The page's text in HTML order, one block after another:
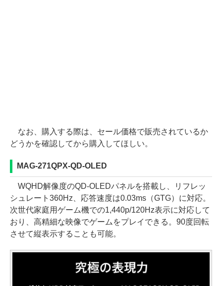
なお、購入する際は、セール価格で販売されているか
どうかを確認してから購入してほしい。
MAG-271QPX-QD-OLED
WQHD解像度のQD-OLEDパネルを搭載し、リフレッ
シュレート360Hz、応答速度は0.03ms（GTG）に対応。
次世代家庭用ゲーム機での1,440p/120Hz表示に対応して
おり、高精細な映像でゲームをプレイできる。90度回転
させて縦表示することも可能。